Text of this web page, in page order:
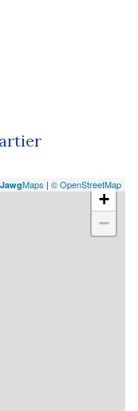
+
−
JawgMaps | © OpenStreetMap